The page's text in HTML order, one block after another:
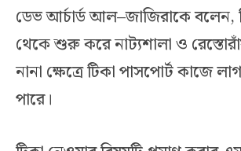
ডেভ আর্চার্ড আল–জাজিরাকে বলেন,
থেকে শুরু করে নাট্যশালা ও
নানা ক্ষেত্রে টিকা পাসপোর্ট কাজে
পারে।